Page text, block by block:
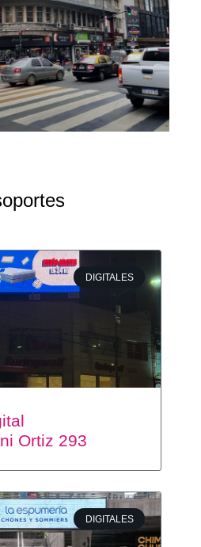
DIGITALES
Ortiz 293
DIGITALES